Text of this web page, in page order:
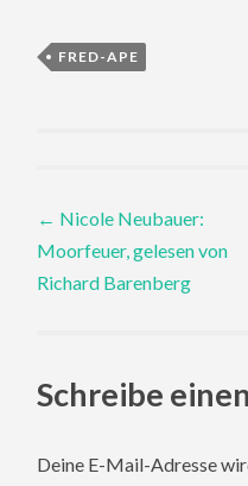
FRED-APE
Post
navigation
← Nicole Neubauer:
Moorfeuer, gelesen von
Richard Barenberg
Schreibe
Deine E-Mail-Adresse